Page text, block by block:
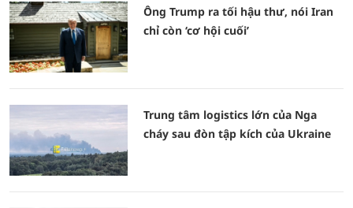
Ông Trump ra tối hậu thư, nói Iran
chỉ còn ‘cơ hội cuối’
Trung tâm logistics lớn của Nga
cháy sau đòn tập kích của Ukraine